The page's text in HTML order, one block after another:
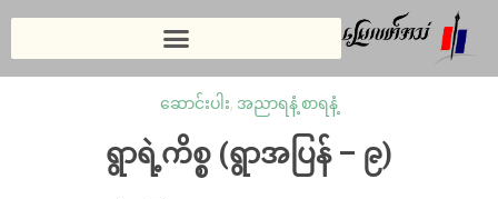
ဆောင်းပါး, အညာရနံ့ စာရနံ့
ရွာရဲ့ကိစ္စ (ရွာအပြန် – ၉)